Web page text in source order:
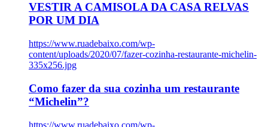
VESTIR A CAMISOLA DA CASA RELVAS
POR UM DIA
https://www.ruadebaixo.com/wp-
content/uploads/2020/07/fazer-cozinha-restaurante-michelin-
335x256.jpg
Como fazer da sua cozinha um restaurante
“Michelin”?
https://www.ruadebaixo.com/wp-